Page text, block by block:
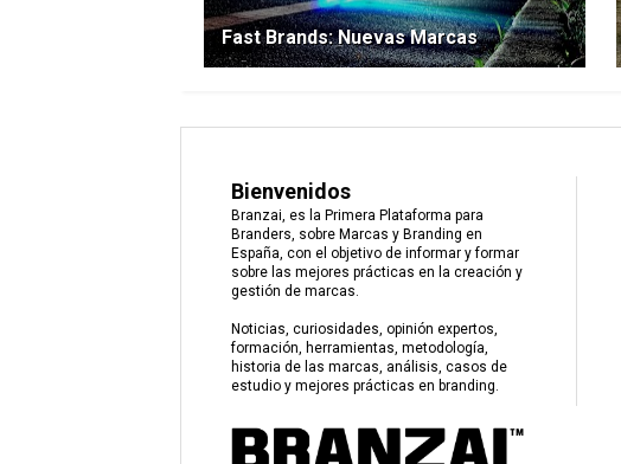
Fast Brands: Nuevas Marcas
Bienvenidos
Branzai, es la Primera Plataforma para
Branders, sobre Marcas y Branding en
España, con el objetivo de informar y formar
sobre las mejores prácticas en la creación y
gestión de marcas.
Noticias, curiosidades, opinión expertos,
formación, herramientas, metodología,
historia de las marcas, análisis, casos de
estudio y mejores prácticas en branding.